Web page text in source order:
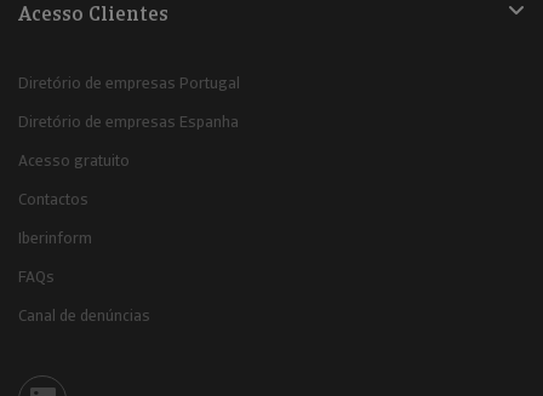
Acesso Clientes
Diretório de empresas Portugal
Diretório de empresas Espanha
Acesso gratuito
Contactos
Iberinform
FAQs
Canal de denúncias